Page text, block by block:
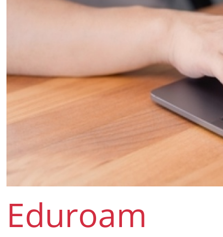
Eduroam